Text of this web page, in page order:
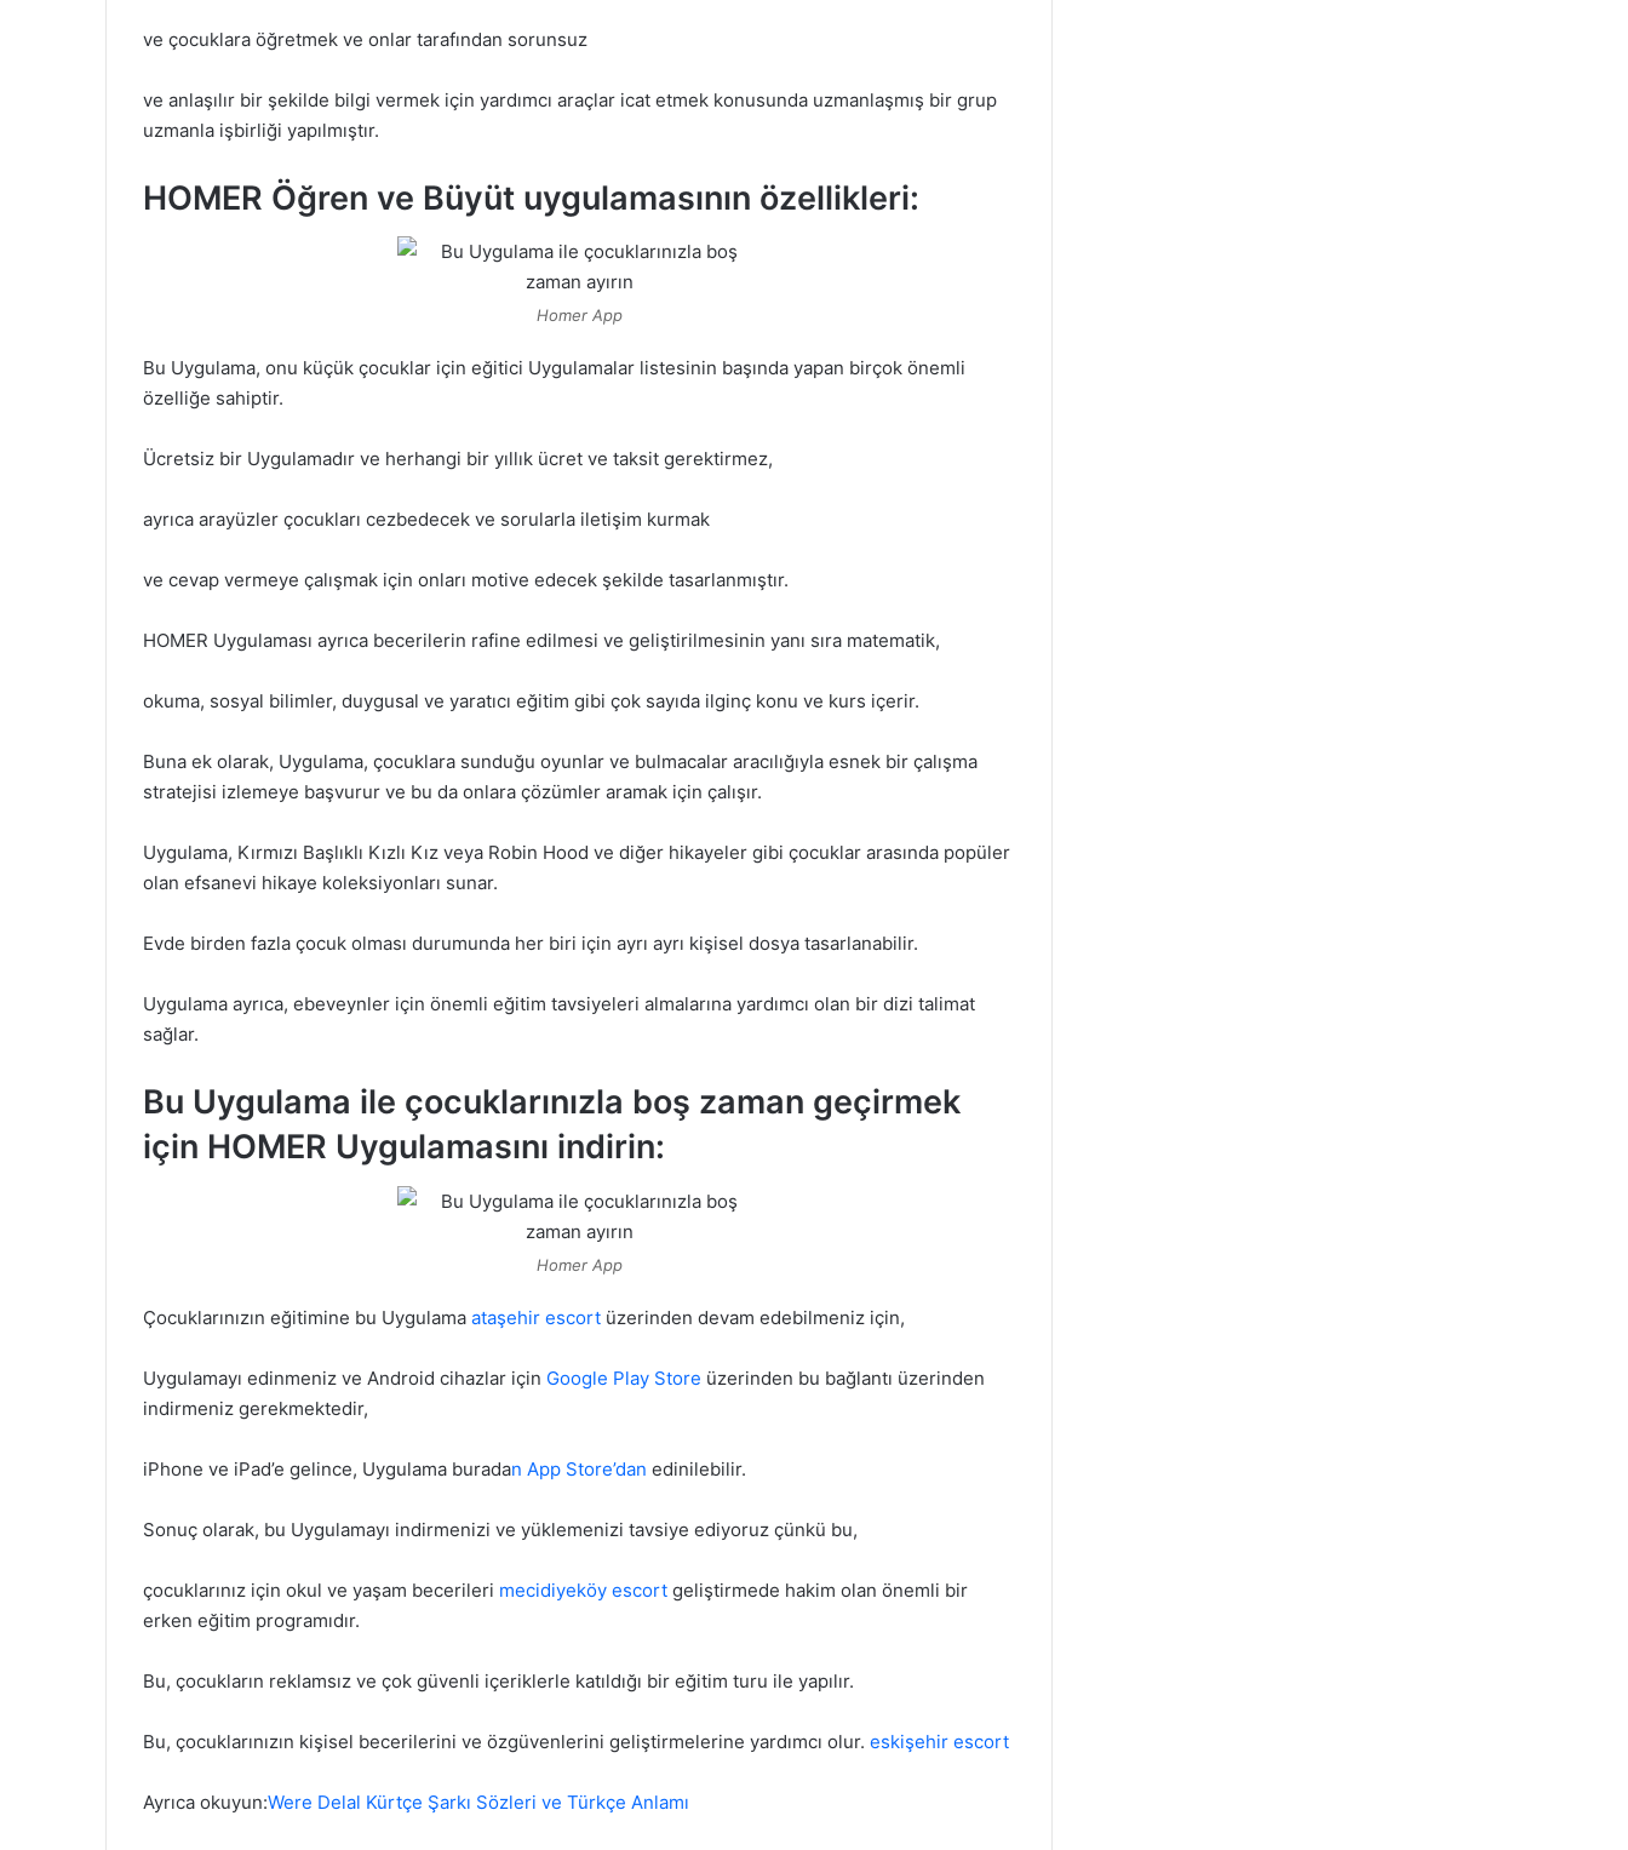
ve çocuklara öğretmek ve onlar tarafından sorunsuz
ve anlaşılır bir şekilde bilgi vermek için yardımcı araçlar icat etmek konusunda uzmanlaşmış bir grup
uzmanla işbirliği yapılmıştır.
HOMER Öğren ve Büyüt uygulamasının özellikleri:
Homer App
Bu Uygulama, onu küçük çocuklar için eğitici Uygulamalar listesinin başında yapan birçok önemli
özelliğe sahiptir.
Ücretsiz bir Uygulamadır ve herhangi bir yıllık ücret ve taksit gerektirmez,
ayrıca arayüzler çocukları cezbedecek ve sorularla iletişim kurmak
ve cevap vermeye çalışmak için onları motive edecek şekilde tasarlanmıştır.
HOMER Uygulaması ayrıca becerilerin rafine edilmesi ve geliştirilmesinin yanı sıra matematik,
okuma, sosyal bilimler, duygusal ve yaratıcı eğitim gibi çok sayıda ilginç konu ve kurs içerir.
Buna ek olarak, Uygulama, çocuklara sunduğu oyunlar ve bulmacalar aracılığıyla esnek bir çalışma
stratejisi izlemeye başvurur ve bu da onlara çözümler aramak için çalışır.
Uygulama, Kırmızı Başlıklı Kızlı Kız veya Robin Hood ve diğer hikayeler gibi çocuklar arasında popüler
olan efsanevi hikaye koleksiyonları sunar.
Evde birden fazla çocuk olması durumunda her biri için ayrı ayrı kişisel dosya tasarlanabilir.
Uygulama ayrıca, ebeveynler için önemli eğitim tavsiyeleri almalarına yardımcı olan bir dizi talimat
sağlar.
Bu Uygulama ile çocuklarınızla boş zaman geçirmek
için HOMER Uygulamasını indirin:
Homer App
Çocuklarınızın eğitimine bu Uygulama ataşehir escort üzerinden devam edebilmeniz için,
Uygulamayı edinmeniz ve Android cihazlar için Google Play Store üzerinden bu bağlantı üzerinden
indirmeniz gerekmektedir,
iPhone ve iPad’e gelince, Uygulama buradan App Store’dan edinilebilir.
Sonuç olarak, bu Uygulamayı indirmenizi ve yüklemenizi tavsiye ediyoruz çünkü bu,
çocuklarınız için okul ve yaşam becerileri mecidiyeköy escort geliştirmede hakim olan önemli bir
erken eğitim programıdır.
Bu, çocukların reklamsız ve çok güvenli içeriklerle katıldığı bir eğitim turu ile yapılır.
Bu, çocuklarınızın kişisel becerilerini ve özgüvenlerini geliştirmelerine yardımcı olur. eskişehir escort
Ayrıca okuyun:Were Delal Kürtçe Şarkı Sözleri ve Türkçe Anlamı